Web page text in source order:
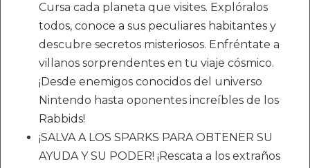
Cursa cada planeta que visites. Explóralos
todos, conoce a sus peculiares habitantes y
descubre secretos misteriosos. Enfréntate a
villanos sorprendentes en tu viaje cósmico.
¡Desde enemigos conocidos del universo
Nintendo hasta oponentes increíbles de los
Rabbids!
¡SALVA A LOS SPARKS PARA OBTENER SU
AYUDA Y SU PODER! ¡Rescata a los extraños